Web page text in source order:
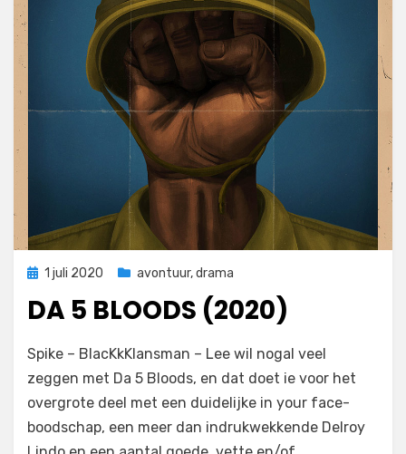
Geplaatst
1 juli 2020 avontuur,drama
DA 5 BLOODS (2020)
door Filmofiel.nl
Laat een reactie achter
5
Bloods
(2020)
Spike – BlacKkKlansman – Lee wil nogal veel
zeggen met Da 5 Bloods, en dat doet ie voor het
overgrote deel met een duidelijke in your face-
boodschap, een meer dan indrukwekkende Delroy